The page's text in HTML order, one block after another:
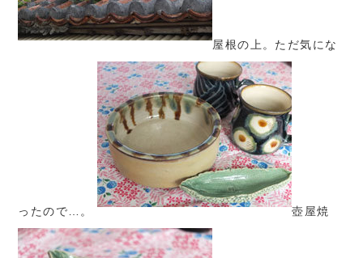
屋根の上。ただ気にな
ったので…。 壺屋焼